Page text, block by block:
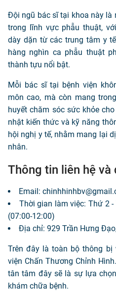
Đội ngũ bác sĩ tại khoa này là
trong lĩnh vực phẫu thuật,
dày dặn từ các trung tâm y
hàng nghìn ca phẫu thuật
thành tựu nổi bật.
Mỗi bác sĩ tại bệnh viện
môn cao, mà còn mang
huyết chăm sóc sức khỏe
nhật kiến thức và kỹ năng
hội nghị y tế, nhằm mang lại
nhân.
Thông tin liên hệ và
Email:
Thời gian làm việc: Thứ 2
(07:00-12:00)
Địa chỉ: 929 Trần Hưng
Trên đây là toàn bộ thông bị
viện Chấn Thương Chỉnh
tân tâm đây sẽ là sự lựa
khám chữa bệnh.